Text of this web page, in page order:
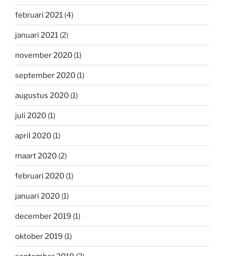
februari 2021 (4)
januari 2021 (2)
november 2020 (1)
september 2020 (1)
augustus 2020 (1)
juli 2020 (1)
april 2020 (1)
maart 2020 (2)
februari 2020 (1)
januari 2020 (1)
december 2019 (1)
oktober 2019 (1)